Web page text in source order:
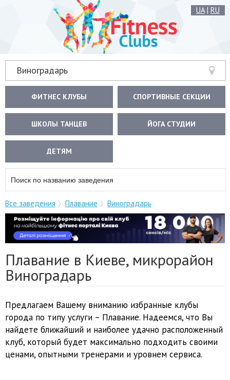
UA| RU
Виноградарь
ФИТНЕС КЛУБЫ СПОРТИВНЫЕ СЕКЦИИ
ШКОЛЫ ТАНЦЕВ ЙОГА СТУДИИ
ДЕТЯМ
Все заведения Плавание Виноградарь
Плавание в Киеве, микрорайон
Виноградарь
Предлагаем Вашему вниманию избранные клубы
города по типу услуги – Плавание. Надеемся, что Вы
найдете ближайший и наиболее удачно расположенный
клуб, который будет максимально подходить своими
ценами, опытными тренерами и уровнем сервиса.